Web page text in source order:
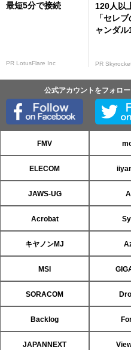
最短5分で接続
PR LotusFlare Inc
120人以
「セレ
ャンダル
PR
公式アカウントをフォロ
FMV
ELECOM
JAWS-UG
Acrobat
キヤノンMJ
MSI
SORACOM
Backlog
JAPANNEXT